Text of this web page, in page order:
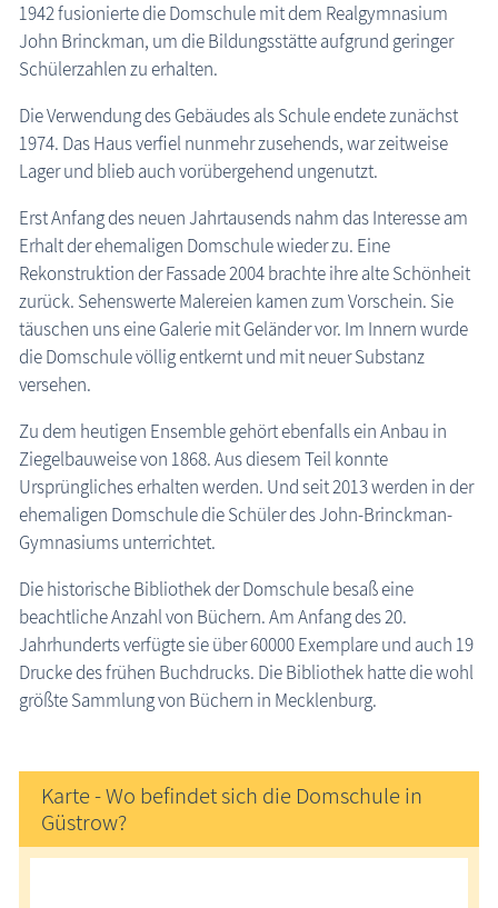
1942 fusionierte die Domschule mit dem Realgymnasium
John Brinckman, um die Bildungsstätte aufgrund geringer
Schülerzahlen zu erhalten.
Die Verwendung des Gebäudes als Schule endete zunächst
1974. Das Haus verfiel nunmehr zusehends, war zeitweise
Lager und blieb auch vorübergehend ungenutzt.
Erst Anfang des neuen Jahrtausends nahm das Interesse am
Erhalt der ehemaligen Domschule wieder zu. Eine
Rekonstruktion der Fassade 2004 brachte ihre alte Schönheit
zurück. Sehenswerte Malereien kamen zum Vorschein. Sie
täuschen uns eine Galerie mit Geländer vor. Im Innern wurde
die Domschule völlig entkernt und mit neuer Substanz
versehen.
Zu dem heutigen Ensemble gehört ebenfalls ein Anbau in
Ziegelbauweise von 1868. Aus diesem Teil konnte
Ursprüngliches erhalten werden. Und seit 2013 werden in der
ehemaligen Domschule die Schüler des John-Brinckman-
Gymnasiums unterrichtet.
Die historische Bibliothek der Domschule besaß eine
beachtliche Anzahl von Büchern. Am Anfang des 20.
Jahrhunderts verfügte sie über 60000 Exemplare und auch 19
Drucke des frühen Buchdrucks. Die Bibliothek hatte die wohl
größte Sammlung von Büchern in Mecklenburg.
Karte - Wo befindet sich die Domschule in
Güstrow?